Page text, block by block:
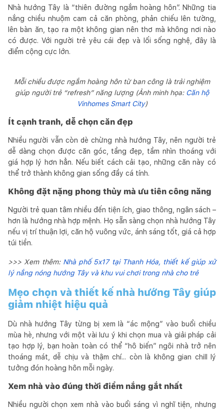
Nhà hướng Tây là “thiên đường ngắm hoàng hôn”. Những tia
nắng chiều nhuộm cam cả căn phòng, phản chiếu lên tường,
lên bàn ăn, tạo ra một không gian nên thơ mà không nơi nào
có được. Với người trẻ yêu cái đẹp và lối sống nghệ, đây là
điểm cộng cực lớn.
Mỗi chiều được ngắm hoàng hôn từ ban công là trải nghiệm
giúp người trẻ “refresh” năng lượng (Ảnh minh họa: Căn hộ
Vinhomes Smart City)
Ít cạnh tranh, dễ chọn căn đẹp
Nhiều người vẫn còn dè chừng nhà hướng Tây, nên người trẻ
dễ dàng chọn được căn góc, tầng đẹp, tầm nhìn thoáng với
giá hợp lý hơn hẳn. Nếu biết cách cải tạo, những căn này có
thể trở thành không gian sống đầy cá tính.
Không đặt nặng phong thủy mà ưu tiên công năng
Người trẻ quan tâm nhiều đến tiện ích, giao thông, ngân sách –
hơn là hướng nhà hợp mệnh. Họ sẵn sàng chọn nhà hướng Tây
nếu vị trí thuận lợi, căn hộ vuông vức, ánh sáng tốt, giá cả hợp
túi tiền.
>>> Xem thêm: Nhà phố 5x17 tại Thanh Hóa, thiết kế giúp xử
lý nắng nóng hướng Tây và khu vui chơi trong nhà cho trẻ
Mẹo chọn và thiết kế nhà hướng Tây giúp
giảm nhiệt hiệu quả
Dù nhà hướng Tây từng bị xem là “ác mộng” vào buổi chiều
mùa hè, nhưng với một vài lưu ý khi chọn mua và giải pháp cải
tạo hợp lý, bạn hoàn toàn có thể “hô biến” ngôi nhà trở nên
thoáng mát, dễ chịu và thậm chí... còn là không gian chill lý
tưởng đón hoàng hôn mỗi ngày.
Xem nhà vào đúng thời điểm nắng gắt nhất
Nhiều người chọn xem nhà vào buổi sáng vì nghĩ tiện, nhưng